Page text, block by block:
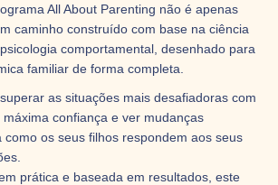
All About Parenting não é apenas
caminho construído com base na ciência
comportamental, desenhado para
familiar de forma completa.
as situações mais desafiadoras com
confiança e ver mudanças
como os seus filhos respondem aos seus
prática e baseada em resultados, este